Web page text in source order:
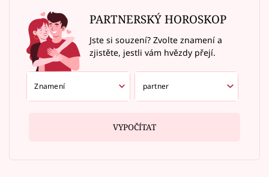
PARTNERSKÝ HOROSKOP
Jste si souzení? Zvolte znamení a
zjistěte, jestli vám hvězdy přejí.
VYPOČÍTAT